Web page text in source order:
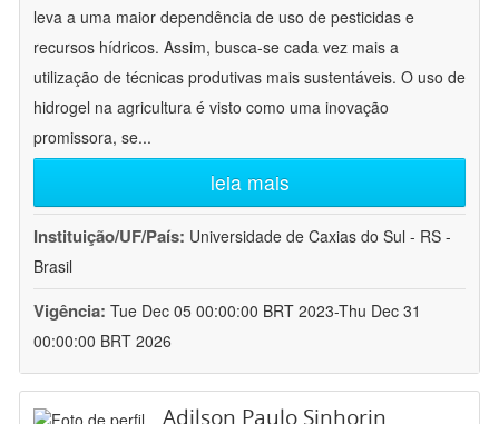
leva a uma maior dependência de uso de pesticidas e
recursos hídricos. Assim, busca-se cada vez mais a
utilização de técnicas produtivas mais sustentáveis. O uso de
hidrogel na agricultura é visto como uma inovação
promissora, se...
leia mais
Instituição/UF/País: Universidade de Caxias do Sul - RS -
Brasil
Vigência: Tue Dec 05 00:00:00 BRT 2023-Thu Dec 31
00:00:00 BRT 2026
Adilson Paulo Sinhorin